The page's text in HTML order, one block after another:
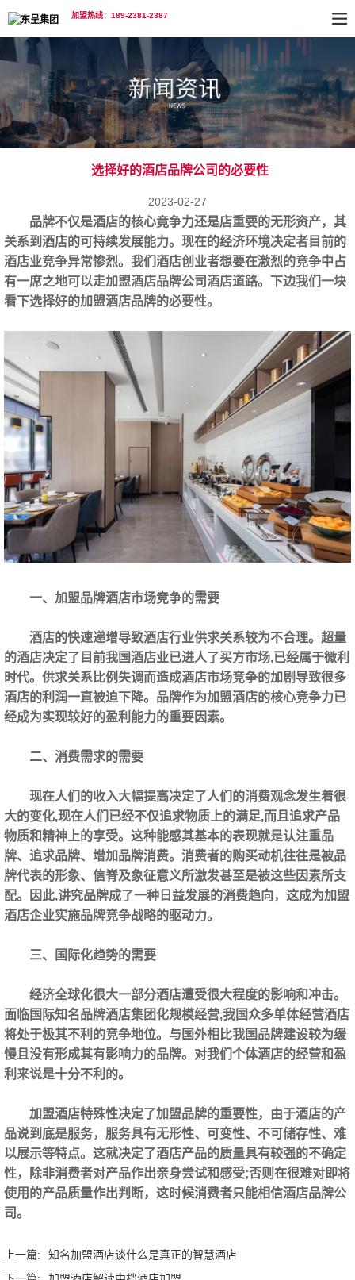
加盟热线：189-2381-2387
选择好的酒店品牌公司的必要性
2023-02-27
品牌不仅是酒店的核心竟争力还是店重要的无形资产，其
关系到酒店的可持续发展能力。现在的经济环境决定者目前的
酒店业竞争异常惨烈。我们酒店创业者想要在激烈的竞争中占
有一席之地可以走加盟酒店品牌公司酒店道路。下边我们一块
看下选择好的加盟酒店‍品牌的必要性。
一、加盟品牌酒店市场竞争的需要
酒店的快速递增导致酒店行业供求关系较为不合理。超量
的酒店决定了目前我国酒店业已进人了买方市场,已经属于微利
时代。供求关系比例失调而造成酒店市场竞争的加剧导致很多
酒店的利润一直被迫下降。品牌作为加盟酒店‍的核心竞争力已
经成为实现较好的盈利能力的重要因素。
二、消费需求的需要
现在人们的收入大幅提高决定了人们的消费观念发生着很
大的变化,现在人们已经不仅追求物质上的满足,而且追求产品
物质和精神上的享受。这种能感其基本的表现就是认注重品
牌、追求品牌、增加品牌消费。消费者的购买动机往往是被品
牌代表的形象、信脊及象征意义所激发甚至是被这些因素所支
配。因此,讲究品牌成了一种日益发展的消费趋向，这成为加盟
酒店‍企业实施品牌竞争战略的驱动力。
三、国际化趋势的需要
经济全球化很大一部分酒店遭受很大程度的影响和冲击。
面临国际知名品牌酒店集团化规模经营,我国众多单体经营酒店
将处于极其不利的竞争地位。与国外相比我国品牌建设较为缓
慢且没有形成其有影响力的品牌。对我们个体酒店的经营和盈
利来说是十分不利的。
加盟酒店‍特殊性决定了加盟品牌的重要性，由于酒店的产
品说到底是服务，服务具有无形性、可变性、不可储存性、难
以展示等特点。这就决定了酒店产品的质量具有较强的不确定
性，除非消费者对产品作出亲身尝试和感受;否则在很难对即将
使用的产品质量作出判断，这时候消费者只能相信酒店品牌公
司。
上一篇:
知名加盟酒店谈什么是真正的智慧酒店